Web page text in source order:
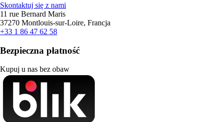
Skontaktuj się z nami
11 rue Bernard Maris
37270 Montlouis-sur-Loire, Francja
+33 1 86 47 62 58
Bezpieczna płatność
Kupuj u nas bez obaw